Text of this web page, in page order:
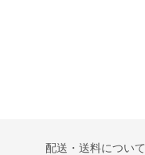
配送・送料について